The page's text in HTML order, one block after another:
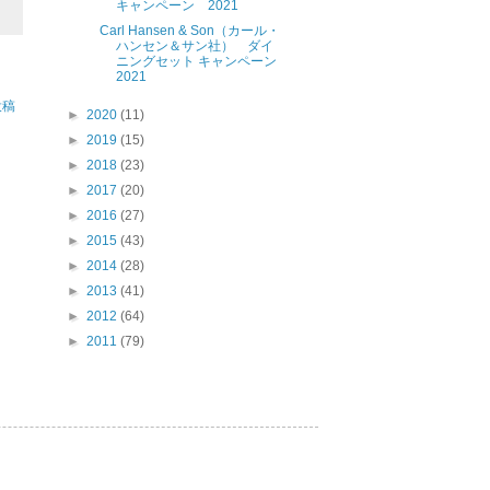
キャンペーン 2021
Carl Hansen & Son（カール・
ハンセン＆サン社） ダイ
ニングセット キャンペーン
2021
► 2020 (11)
► 2019 (15)
► 2018 (23)
► 2017 (20)
► 2016 (27)
► 2015 (43)
► 2014 (28)
► 2013 (41)
► 2012 (64)
► 2011 (79)